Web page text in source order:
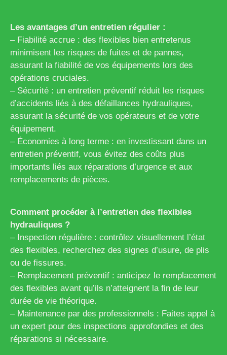
Les avantages d’un entretien régulier :
– Fiabilité accrue : des flexibles bien entretenus
minimisent les risques de fuites et de pannes,
assurant la fiabilité de vos équipements lors des
opérations cruciales.
– Sécurité : un entretien préventif réduit les risques
d’accidents liés à des défaillances hydrauliques,
assurant la sécurité de vos opérateurs et de votre
équipement.
– Économies à long terme : en investissant dans un
entretien préventif, vous évitez des coûts plus
importants liés aux réparations d’urgence et aux
remplacements de pièces.
Comment procéder à l’entretien des flexibles
hydrauliques ?
– Inspection régulière : contrôlez visuellement l’état
des flexibles, recherchez des signes d’usure, de plis
ou de fissures.
– Remplacement préventif : anticipez le remplacement
des flexibles avant qu’ils n’atteignent la fin de leur
durée de vie théorique.
– Maintenance par des professionnels : Faites appel à
un expert pour des inspections approfondies et des
réparations si nécessaire.